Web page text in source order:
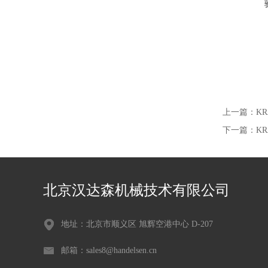
上一篇：
下一篇：
北京汉达森机械技术有限公司
地址：北京市顺义区 旭辉空港中心 D-207
邮箱：sales8@handelsen.cn